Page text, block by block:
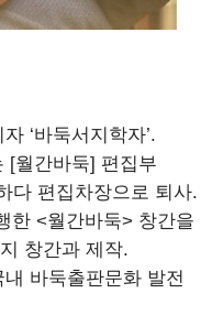
‘바둑서지학자’.
[월간바둑] 편집부
다 편집차장으로 퇴사.
한 <월간바둑> 창간을
창간과 제작.
바둑출판문화 발전